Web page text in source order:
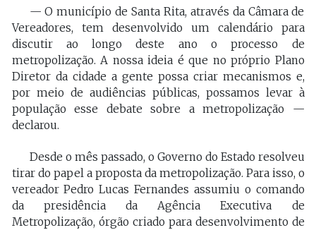
— O município de Santa Rita, através da Câmara de
Vereadores, tem desenvolvido um calendário para
discutir ao longo deste ano o processo de
metropolização. A nossa ideia é que no próprio Plano
Diretor da cidade a gente possa criar mecanismos e,
por meio de audiências públicas, possamos levar à
população esse debate sobre a metropolização —
declarou.
Desde o mês passado, o Governo do Estado resolveu
tirar do papel a proposta da metropolização. Para isso, o
vereador Pedro Lucas Fernandes assumiu o comando
da presidência da Agência Executiva de
Metropolização, órgão criado para desenvolvimento de